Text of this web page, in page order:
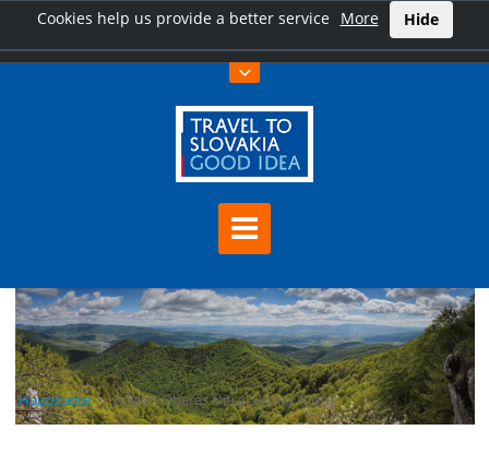
Cookies help us provide a better service More Hide
Hauptseite Region Oberes Nitra (Horná Nitra)